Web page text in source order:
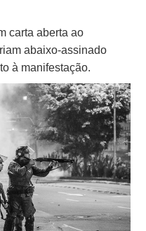
carta aberta ao
abaixo-assinado
à manifestação.